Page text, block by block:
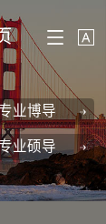
业博导
业硕导